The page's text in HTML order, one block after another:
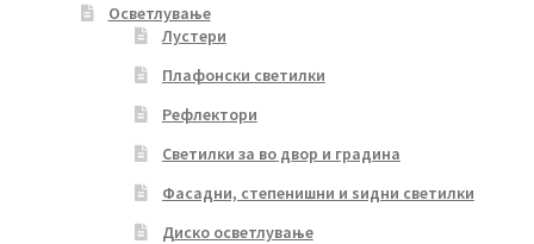
Осветлување
Лустери
Плафонски светилки
Рефлектори
Светилки за во двор и градина
Фасадни, степенишни и ѕидни светилки
Диско осветлување